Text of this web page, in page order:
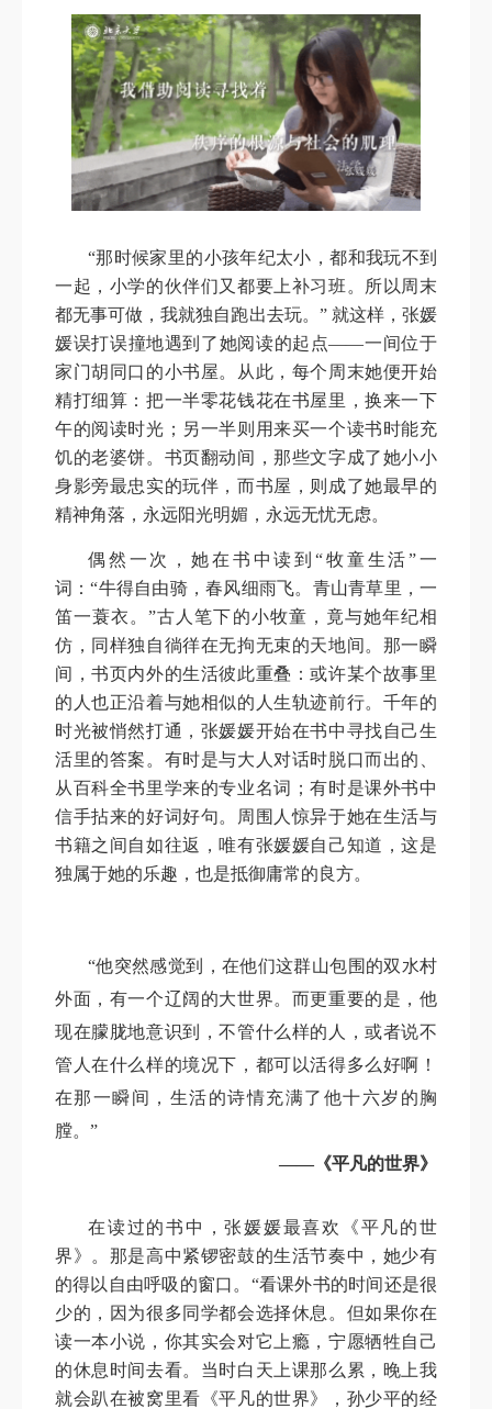
“那时候家里的小孩年纪太小，都和我玩不到
一起，小学的伙伴们又都要上补习班。所以周末
都无事可做，我就独自跑出去玩。” 就这样，张媛
媛误打误撞地遇到了她阅读的起点——一间位于
家门胡同口的小书屋。从此，每个周末她便开始
精打细算：把一半零花钱花在书屋里，换来一下
午的阅读时光；另一半则用来买一个读书时能充
饥的老婆饼。书页翻动间，那些文字成了她小小
身影旁最忠实的玩伴，而书屋，则成了她最早的
精神角落，永远阳光明媚，永远无忧无虑。
偶然一次，她在书中读到“牧童生活”一
词：“牛得自由骑，春风细雨飞。青山青草里，一
笛一蓑衣。”古人笔下的小牧童，竟与她年纪相
仿，同样独自徜徉在无拘无束的天地间。那一瞬
间，书页内外的生活彼此重叠：或许某个故事里
的人也正沿着与她相似的人生轨迹前行。千年的
时光被悄然打通，张媛媛开始在书中寻找自己生
活里的答案。有时是与大人对话时脱口而出的、
从百科全书里学来的专业名词；有时是课外书中
信手拈来的好词好句。周围人惊异于她在生活与
书籍之间自如往返，唯有张媛媛自己知道，这是
独属于她的乐趣，也是抵御庸常的良方。
“他突然感觉到，在他们这群山包围的双水村
外面，有一个辽阔的大世界。而更重要的是，他
现在朦胧地意识到，不管什么样的人，或者说不
管人在什么样的境况下，都可以活得多么好啊！
在那一瞬间，生活的诗情充满了他十六岁的胸
膛。”
——《平凡的世界》
在读过的书中，张媛媛最喜欢《平凡的世
界》。那是高中紧锣密鼓的生活节奏中，她少有
的得以自由呼吸的窗口。“看课外书的时间还是很
少的，因为很多同学都会选择休息。但如果你在
读一本小说，你其实会对它上瘾，宁愿牺牲自己
的休息时间去看。当时白天上课那么累，晚上我
就会趴在被窝里看《平凡的世界》，孙少平的经